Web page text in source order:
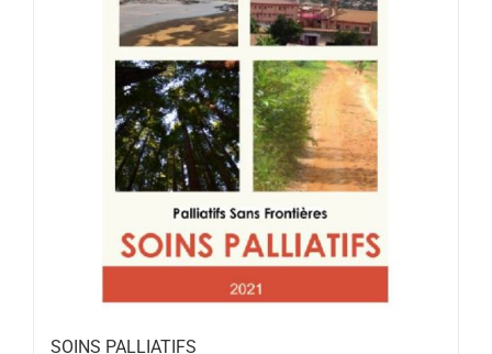
SOINS PALLIATIFS